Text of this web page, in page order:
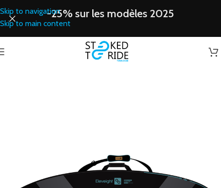
Skip to navigation
Skip to main content
-25% sur les modèles 2025